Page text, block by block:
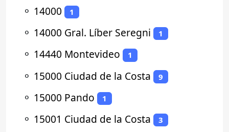
⚬ 14000 1
⚬ 14000 Gral. Líber Seregni 1
⚬ 14440 Montevideo 1
⚬ 15000 Ciudad de la Costa 9
⚬ 15000 Pando 1
⚬ 15001 Ciudad de la Costa 3